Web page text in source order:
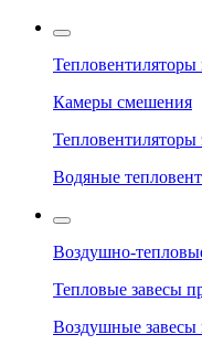
Камеры смешения
Тепловентиляторы
Водяные
Воздушно-
Тепловые завесы
Воздушные